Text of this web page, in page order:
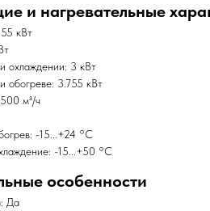
и нагревательные
кВт
охлаждении: 3 кВт
обогреве: 3.755 кВт
м³/ч
-15...+24 °С
-15...+50 °С
особенности
Да